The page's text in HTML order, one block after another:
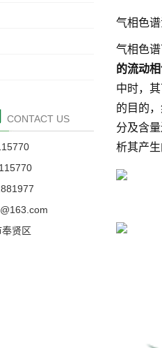
气相色
气相色
的流动
中时，
的目的
分及含
析其产
CONTACT US
贤区